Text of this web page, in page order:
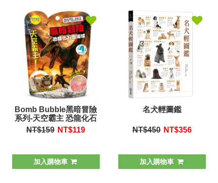
Bomb Bubble黑暗冒險
系列-天空霸主 恐龍化石
泡澡球
NT$159 NT$119
加入購物車
名犬輕圖鑑
NT$450 NT$356
加入購物車